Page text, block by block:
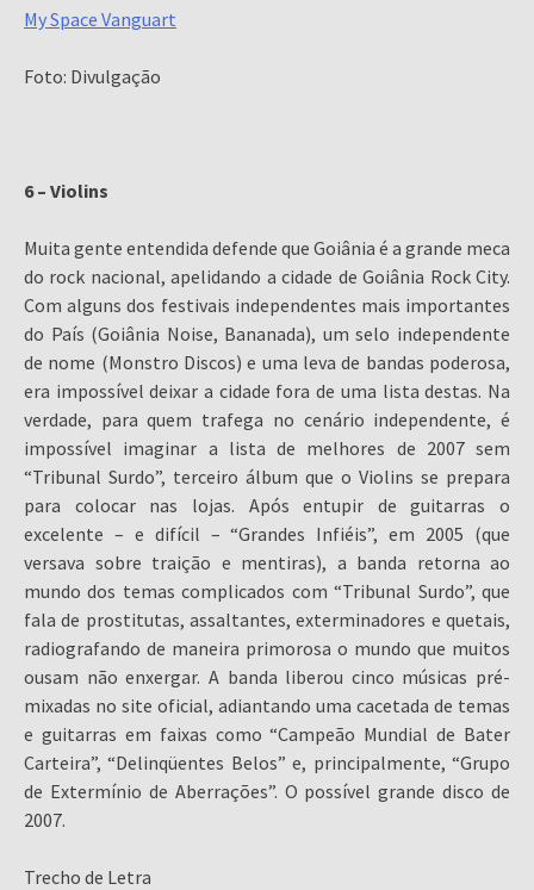
My Space Vanguart
Foto: Divulgação
6 – Violins
Muita gente entendida defende que Goiânia é a grande meca
do rock nacional, apelidando a cidade de Goiânia Rock City.
Com alguns dos festivais independentes mais importantes
do País (Goiânia Noise, Bananada), um selo independente
de nome (Monstro Discos) e uma leva de bandas poderosa,
era impossível deixar a cidade fora de uma lista destas. Na
verdade, para quem trafega no cenário independente, é
impossível imaginar a lista de melhores de 2007 sem
“Tribunal Surdo”, terceiro álbum que o Violins se prepara
para colocar nas lojas. Após entupir de guitarras o
excelente – e difícil – “Grandes Infiéis”, em 2005 (que
versava sobre traição e mentiras), a banda retorna ao
mundo dos temas complicados com “Tribunal Surdo”, que
fala de prostitutas, assaltantes, exterminadores e quetais,
radiografando de maneira primorosa o mundo que muitos
ousam não enxergar. A banda liberou cinco músicas pré-
mixadas no site oficial, adiantando uma cacetada de temas
e guitarras em faixas como “Campeão Mundial de Bater
Carteira”, “Delinqüentes Belos” e, principalmente, “Grupo
de Extermínio de Aberrações”. O possível grande disco de
2007.
Trecho de Letra